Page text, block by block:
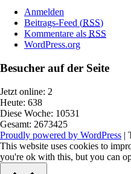
Anmelden
Beitrags-Feed (RSS)
Kommentare als RSS
WordPress.org
Besucher auf der Seite
Jetzt online: 2
Heute: 638
Diese Woche: 10531
Gesamt: 2673425
Proudly powered by WordPress |
This website uses cookies to
you're ok with this, but you can